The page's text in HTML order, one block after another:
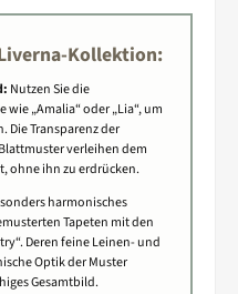
Kollektion:
Nutzen Sie die
„Amalia“ oder „Lia“, um
Die Transparenz der
verleihen dem
ohne ihn zu erdrücken.
harmonisches
Tapeten mit den
Deren feine Leinen- und
Optik der Muster
Gesamtbild.